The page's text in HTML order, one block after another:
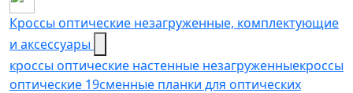
Кроссы оптические незагруженные, комплектующие
и аксессуары
кроссы оптические настенные незагруженныекроссы
оптические 19сменные планки для оптических